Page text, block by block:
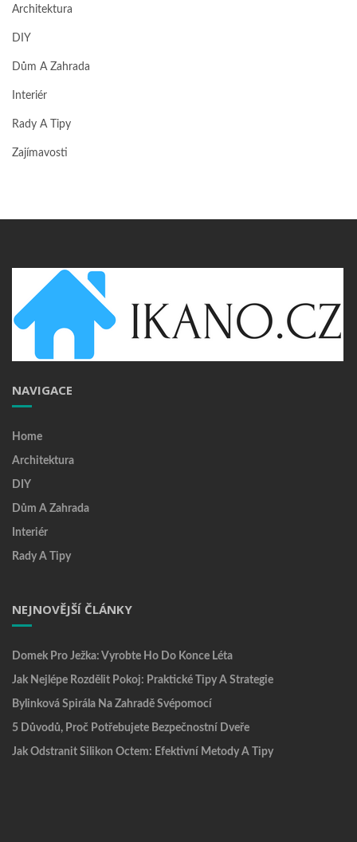
Architektura
DIY
Dům A Zahrada
Interiér
Rady A Tipy
Zajímavosti
NAVIGACE
Home
Architektura
DIY
Dům A Zahrada
Interiér
Rady A Tipy
NEJNOVĚJŠÍ ČLÁNKY
Domek Pro Ježka: Vyrobte Ho Do Konce Léta
Jak Nejlépe Rozdělit Pokoj: Praktické Tipy A Strategie
Bylinková Spirála Na Zahradě Svépomocí
5 Důvodů, Proč Potřebujete Bezpečnostní Dveře
Jak Odstranit Silikon Octem: Efektivní Metody A Tipy